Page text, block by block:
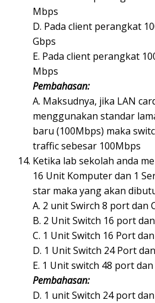
Mbps
D. Pada client perangkat
Gbps
E. Pada client perangkat
Mbps
Pembahasan:
A. Maksudnya, jika LAN
menggunakan standar
baru (100Mbps) maka
traffic sebesar 100Mbps
Ketika lab sekolah anda
16 Unit Komputer dan 1
star maka yang akan
A. 2 unit Swirch 8 port dan
B. 2 Unit Switch 16 port
C. 1 Unit Switch 16 Port
D. 1 Unit Switch 24 Port
E. 1 Unit switch 48 port dan
Pembahasan:
D. 1 unit Switch 24 port